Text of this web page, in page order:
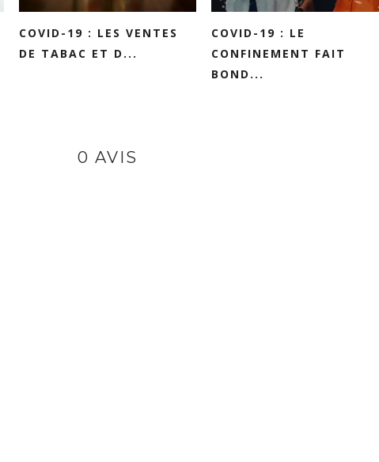
COVID-19 : LES VENTES
DE TABAC ET D...
COVID-19 : LE
CONFINEMENT FAIT
BOND...
0 AVIS